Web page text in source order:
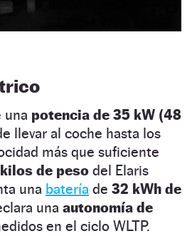
una potencia de 35 kW (48
llevar al coche hasta los
más que suficiente
de peso del Elaris
una batería de 32 kWh de
una autonomía de
en el ciclo WLTP.